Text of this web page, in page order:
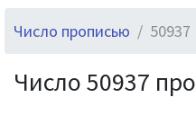
Число прописью 50937
Число 50937